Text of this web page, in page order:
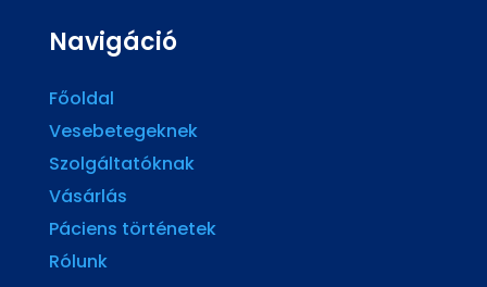
Navigáció
Főoldal
Vesebetegeknek
Szolgáltatóknak
Vásárlás
Páciens történetek
Rólunk